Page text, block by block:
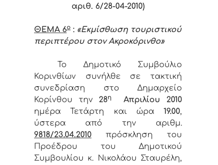
αριθ. 6/28-04-2010)
ΘΕΜΑ 6ο : «Εκμίσθωση τουριστικού
περιπτέρου στον Ακροκόρινθο»
Το Δημοτικό Συμβούλιο
Κορινθίων συνήλθε σε τακτική
συνεδρίαση στο Δημαρχείο
Κορίνθου την 28η
Απριλίου 2010
ημέρα Τετάρτη και ώρα 19.00,
ύστερα από την αριθμ.
9818/23.04.2010 πρόσκληση του
Προέδρου του Δημοτικού
Συμβουλίου κ. Νικολάου Σταυρέλη,